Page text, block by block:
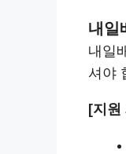
내일
내일
셔야
[지원